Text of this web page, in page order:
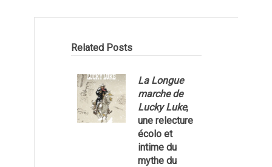
Related Posts
La Longue
marche de
Lucky Luke,
une relecture
écolo et
intime du
mythe du